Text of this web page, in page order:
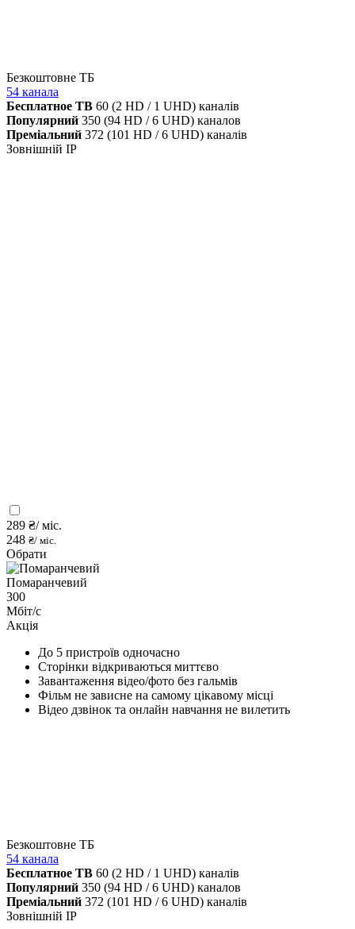
Безкоштовне ТБ
54 канала
Бесплатное ТВ 60 (2 HD / 1 UHD) каналів
Популярний 350 (94 HD / 6 UHD) каналов
Преміальний 372 (101 HD / 6 UHD) каналів
Зовнішній IP
289 ₴/ міс.
248 ₴/ міс.
Обрати
Помаранчевий
300
Мбіт/с
Акція
До 5 пристроїв одночасно
Сторінки відкриваються миттєво
Завантаження відео/фото без гальмів
Фільм не зависне на самому цікавому місці
Відео дзвінок та онлайн навчання не вилетить
Безкоштовне ТБ
54 канала
Бесплатное ТВ 60 (2 HD / 1 UHD) каналів
Популярний 350 (94 HD / 6 UHD) каналов
Преміальний 372 (101 HD / 6 UHD) каналів
Зовнішній IP